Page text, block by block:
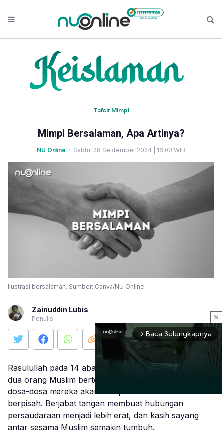
Tafsir Mimpi
Mimpi Bersalaman, Apa Artinya?
NU Online · Sabtu, 28 September 2024 | 16:00 WIB
Ilustrasi bersalaman. Sumber: Canva/NU Online
Zainuddin Lubis
Penulis
Rasulullah pada 14 abad yang lalu mengatakan, ketika
dua orang Muslim bertemu dan saling bersalaman,
dosa-dosa mereka akan diampuni sebelum mereka
berpisah. Berjabat tangan membuat hubungan
persaudaraan menjadi lebih erat, dan kasih sayang
antar sesama Muslim semakin tumbuh.
close
arrow_forward_ios Baca Selengkapnya
Mute